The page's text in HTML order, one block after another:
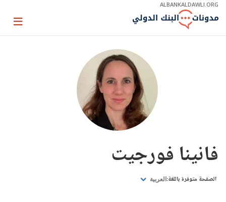
Skip
Main
ALBANKALDAWLI.ORG
Page
فانينا فورجيت
الصفحة متوفرة باللغة: العربية